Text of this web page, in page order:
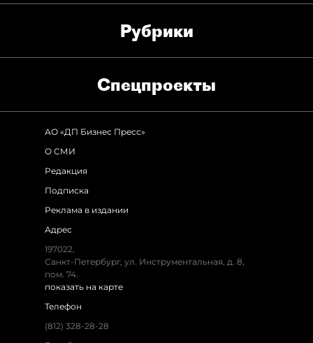
Рубрики
Спец­проекты
АО «ДП Бизнес Пресс»
О СМИ
Редакция
Подписка
Реклама в издании
Адрес
197022,
Санкт-Петербург, ул. Инструментальная, д. 8,
пом. 74.
показать на карте
Телефон
(812) 328-28-28